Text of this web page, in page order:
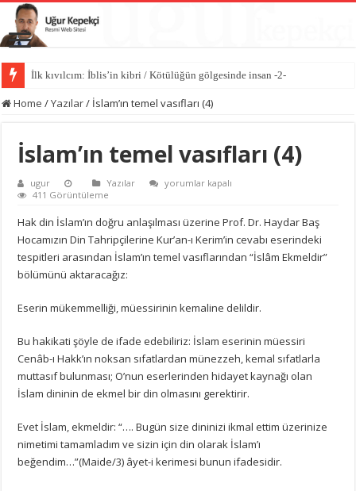
İlk kıvılcım: İblis’in kibri / Kötülüğün gölgesinde insan -2-
Home /Yazılar/ İslam’ın temel vasıfları (4)
İslam’ın temel vasıfları (4)
ugur Yazılar
İslam’ın
için
yorumlar kapalı
411 Görüntüleme
Hak din İslam’ın doğru anlaşılması üzerine Prof. Dr. Haydar Baş
Hocamızın Din Tahripçilerine Kur’an-ı Kerim’in cevabı eserindeki
tespitleri arasından İslam’ın temel vasıflarından “İslâm Ekmeldir”
bölümünü aktaracağız:
Eserin mükemmelliği, müessirinin kemaline delildir.
Bu hakikati şöyle de ifade edebiliriz: İslam eserinin müessiri
Cenâb-ı Hakk’ın noksan sıfatlardan münezzeh, kemal sıfatlarla
muttasıf bulunması; O’nun eserlerinden hidayet kaynağı olan
İslam dininin de ekmel bir din olmasını gerektirir.
Evet İslam, ekmeldir: “…. Bugün size dininizi ikmal ettim üzerinize
nimetimi tamamladım ve sizin için din olarak İslam’ı
beğendim…”(Maide/3) âyet-i kerimesi bunun ifadesidir.